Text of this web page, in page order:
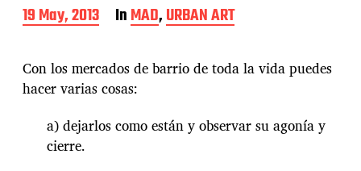
P
o
t
d
a
19 May, 2013 InMAD,URBAN ART
Con los mercados de barrio de toda la vida puedes
hacer varias cosas:
a) dejarlos como están y observar su agonía y
cierre.